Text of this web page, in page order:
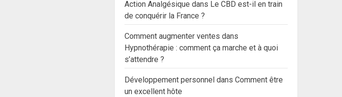
Action Analgésique dans Le CBD est-il en train
de conquérir la France ?
Comment augmenter ventes dans
Hypnothérapie : comment ça marche et à quoi
s’attendre ?
Développement personnel dansComment être
un excellent hôte